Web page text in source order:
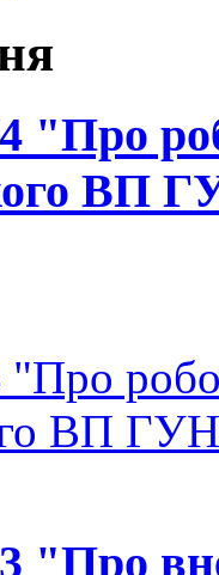
"Про
ВП
"Про
ВП